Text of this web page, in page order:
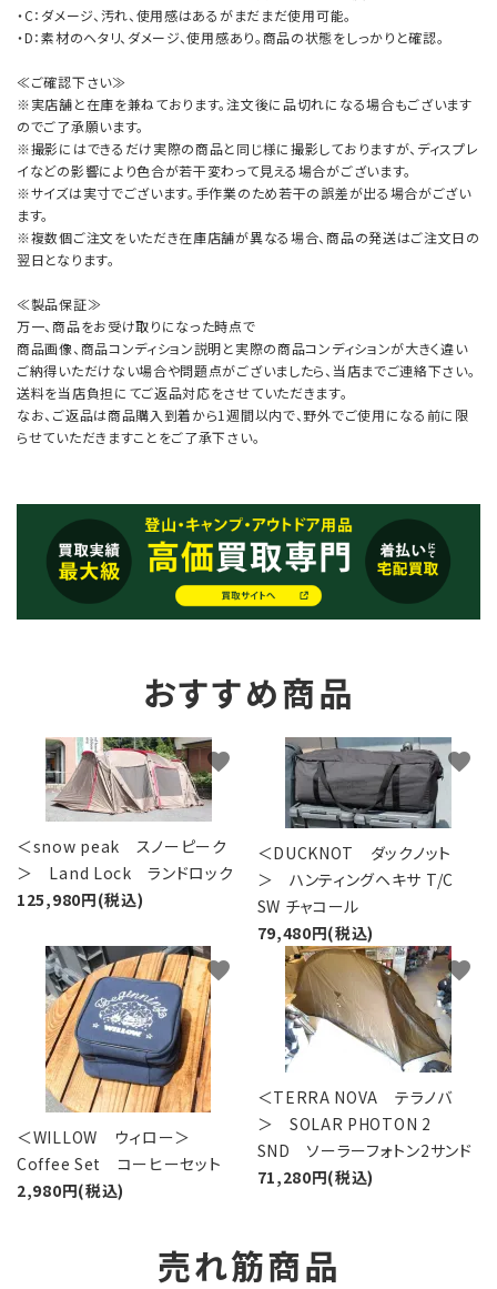
・C：ダメージ、汚れ、使用感はあるがまだまだ使用可能。
・D：素材のヘタリ、ダメージ、使用感あり。商品の状態をしっかりと確認。
≪ご確認下さい≫
※実店舗と在庫を兼ねております。注文後に品切れになる場合もございます
のでご了承願います。
※撮影にはできるだけ実際の商品と同じ様に撮影しておりますが、ディスプレ
イなどの影響により色合が若干変わって見える場合がございます。
※サイズは実寸でございます。手作業のため若干の誤差が出る場合がござい
ます。
※複数個ご注文をいただき在庫店舗が異なる場合、商品の発送はご注文日の
翌日となります。
≪製品保証≫
万一、商品をお受け取りになった時点で
商品画像、商品コンディション説明と実際の商品コンディションが大きく違い
ご納得いただけない場合や問題点がございましたら、当店までご連絡下さい。
送料を当店負担にてご返品対応をさせていただきます。
なお、ご返品は商品購入到着から1週間以内で、野外でご使用になる前に限
らせていただきますことをご了承下さい。
おすすめ商品
＜snow peak スノーピーク
＞ Land Lock ランドロック
125,980円(税込)
favorite
＜DUCKNOT ダックノット
＞ ハンティングヘキサ T/C
SW チャコール
79,480円(税込)
favorite
＜WILLOW ウィロー＞
Coffee Set コーヒーセット
2,980円(税込)
favorite
＜TERRA NOVA テラノバ
＞ SOLAR PHOTON 2
SND ソーラーフォトン2サンド
71,280円(税込)
favorite
売れ筋商品